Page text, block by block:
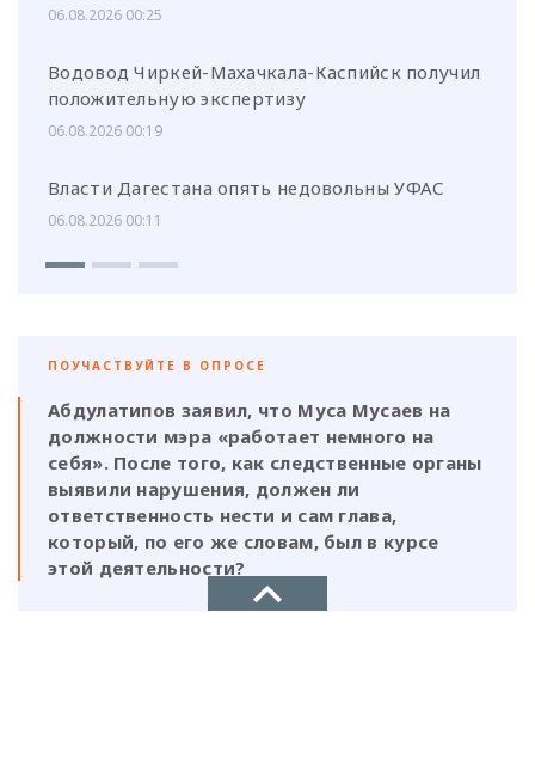
06.08.2026 00:25
Водовод Чиркей-Махачкала-Каспийск получил
положительную экспертизу
06.08.2026 00:19
Власти Дагестана опять недовольны УФАС
06.08.2026 00:11
ПОУЧАСТВУЙТЕ В ОПРОСЕ
Абдулатипов заявил, что Муса Мусаев на
должности мэра «работает немного на
себя». После того, как следственные органы
выявили нарушения, должен ли
ответственность нести и сам глава,
который, по его же словам, был в курсе
этой деятельности?